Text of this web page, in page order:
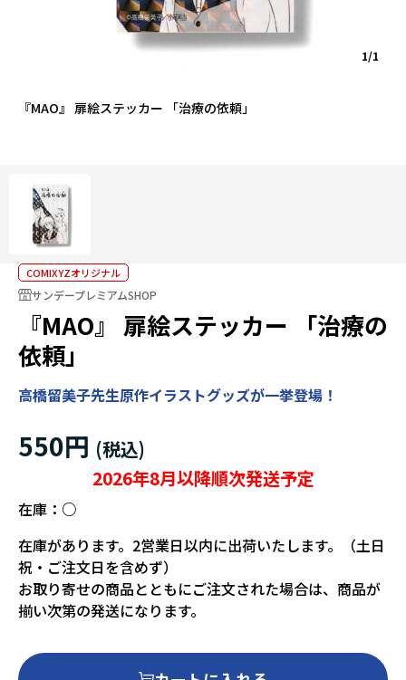
『MAO』 扉絵ステッカー 「治療の依頼」
1/1
COMIXYZオリジナル
サンデープレミアムSHOP
『MAO』 扉絵ステッカー 「治療の
依頼」
高橋留美子先生原作イラストグッズが一挙登場！
550円
2026年8月以降順次発送予定
在庫： ○
在庫があります。2営業日以内に出荷いたします。（土日
祝・ご注文日を含めず）
お取り寄せの商品とともにご注文された場合は、商品が
揃い次第の発送になります。